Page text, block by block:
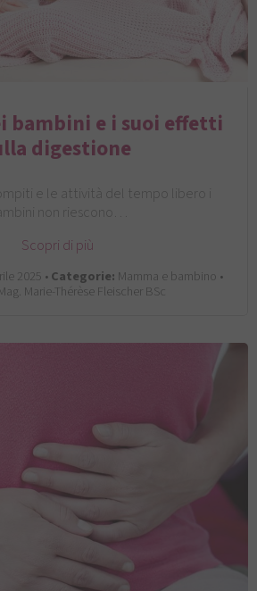
bambini e i suoi effetti
digestione
e le attività del tempo libero i
non riescono…
Scopri di più
2025 •Categorie: Mamma e bambino •
Marie-Thérèse Fleischer BSc